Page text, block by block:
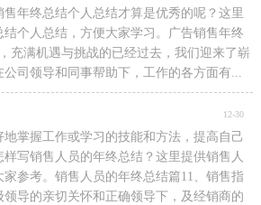
年终总结个人总结才算是优秀的呢？这里
个人总结，方便大家学习。广告销售年终
充满机遇与挑战的已经过去，我们迎来了崭
司领导和同事帮助下，工作的各方面有...
12-30
掌握工作或学习的技能和方法，提高自己
写销售人员的年终总结？这里提供销售人
参考。销售人员的年终总结篇11、销售指
导的亲切关怀和正确领导下，及经销商的